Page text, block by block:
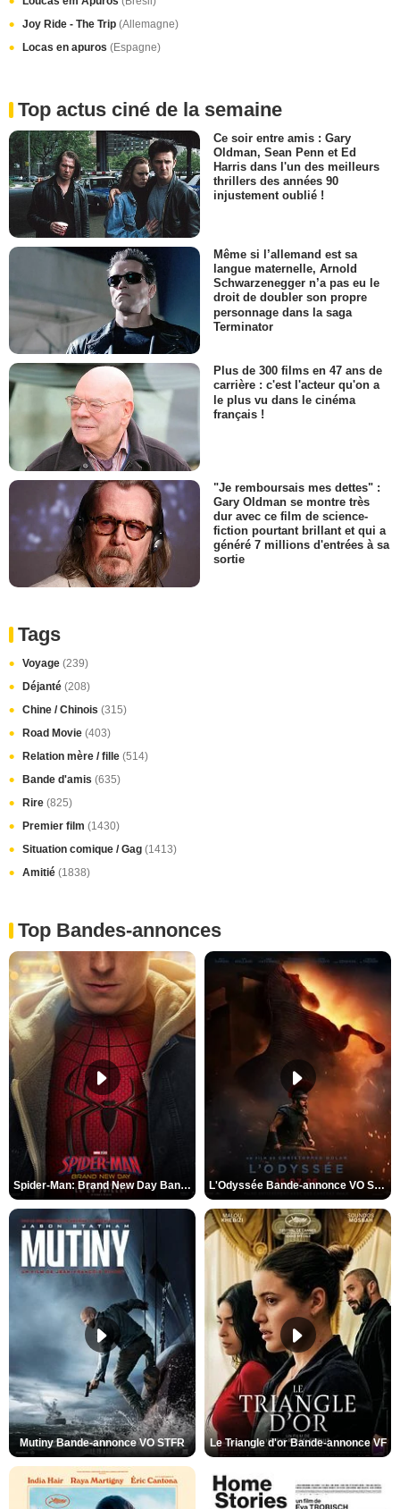
Joy Ride - The Trip (Allemagne)
Locas en apuros (Espagne)
Top actus ciné de la semaine
Ce soir entre amis : Gary
Oldman, Sean Penn et Ed
Harris dans l'un des meilleurs
thrillers des années 90
injustement oublié !
Même si l’allemand est sa
langue maternelle, Arnold
Schwarzenegger n’a pas eu le
droit de doubler son propre
personnage dans la saga
Terminator
Plus de 300 films en 47 ans de
carrière : c'est l'acteur qu'on a
le plus vu dans le cinéma
français !
"Je remboursais mes dettes" :
Gary Oldman se montre très
dur avec ce film de science-
fiction pourtant brillant et qui a
généré 7 millions d'entrées à sa
sortie
Tags
Voyage (239)
Déjanté (208)
Chine / Chinois (315)
Road Movie (403)
Relation mère / fille (514)
Bande d'amis (635)
Rire (825)
Premier film (1430)
Situation comique / Gag (1413)
Amitié (1838)
Top Bandes-annonces
Spider-Man: Brand New Day Bande-annonce VO STFR L'Odyssée Bande-annonce VO STFR
Mutiny Bande-annonce VO STFR Le Triangle d'or Bande-annonce VF